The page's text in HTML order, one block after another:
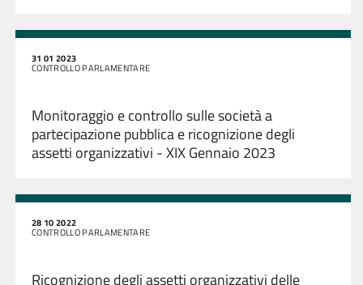
31 01 2023
CONTROLLO PARLAMENTARE
Monitoraggio e controllo sulle società a
partecipazione pubblica e ricognizione degli
assetti organizzativi - XIX Gennaio 2023
28 10 2022
CONTROLLO PARLAMENTARE
Ricognizione degli assetti organizzativi delle